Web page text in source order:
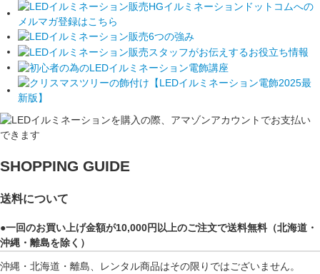
SHOPPING GUIDE
送料について
●一回のお買い上げ金額が10,000円以上のご注文で送料無料（北海道・
沖縄・離島を除く）
沖縄・北海道・離島、レンタル商品はその限りではございません。